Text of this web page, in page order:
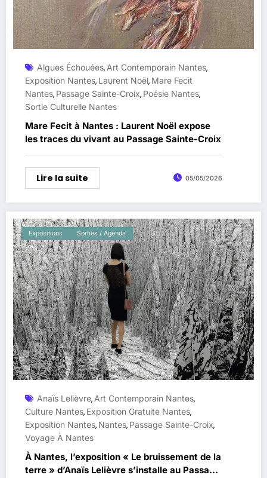
Algues Échouées, Art Contemporain Nantes,
Exposition Nantes, Laurent Noël, Mare Fecit
Nantes, Passage Sainte-Croix, Poésie Nantes,
Sortie Culturelle Nantes
Mare Fecit à Nantes : Laurent Noël expose
les traces du vivant au Passage Sainte-Croix
Lire la suite 05/05/2026
Expositions Sorties / Agenda
Anaïs Lelièvre, Art Contemporain Nantes,
Culture Nantes, Exposition Gratuite Nantes,
Exposition Nantes, Nantes, Passage Sainte-Croix,
Voyage À Nantes
À Nantes, l’exposition « Le bruissement de la
terre » d’Anaïs Lelièvre s’installe au Passage